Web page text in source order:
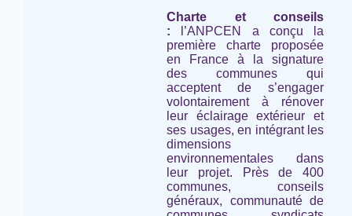
Charte et conseils
: l’ANPCEN a conçu la
première charte proposée
en France à la signature
des communes qui
acceptent de s’engager
volontairement à rénover
leur éclairage extérieur et
ses usages, en intégrant les
dimensions
environnementales dans
leur projet. Près de 400
communes, conseils
généraux, communauté de